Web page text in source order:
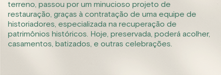
terreno, passou por um minucioso projeto de
restauração, graças à contratação de uma equipe de
historiadores, especializada na recuperação de
patrimônios históricos. Hoje, preservada, poderá acolher,
casamentos, batizados, e outras celebrações.